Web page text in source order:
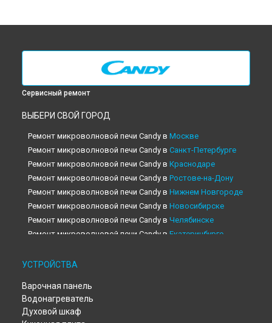
Сервисный ремонт
ВЫБЕРИ СВОЙ ГОРОД
Ремонт микроволновой печи Candy в Москве
Ремонт микроволновой печи Candy в Санкт-Петербурге
Ремонт микроволновой печи Candy в Краснодаре
Ремонт микроволновой печи Candy в Ростове-на-Дону
Ремонт микроволновой печи Candy в Нижнем Новгороде
Ремонт микроволновой печи Candy в Новосибирске
Ремонт микроволновой печи Candy в Челябинске
Ремонт микроволновой печи Candy в Екатеринбурге
Ремонт микроволновой печи Candy в
Ремонт микроволновой печи Candy в
Ремонт микроволновой печи Candy в
Ремонт микроволновой печи Candy в
УСТРОЙСТВА
Варочная панель
Водонагреватель
Духовой шкаф